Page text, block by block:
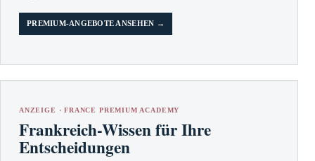
PREMIUM-ANGEBOTE ANSEHEN →
ANZEIGE · FRANCE PREMIUM ACADEMY
Frankreich-Wissen für Ihre
Entscheidungen